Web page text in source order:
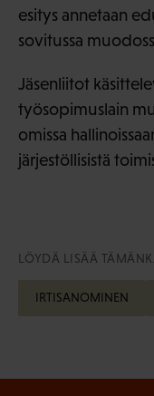
esitys annetaan
sovitussa
Jäsenliitot
työsopimuslain
omissa
järjestöllisistä
LÖYDÄ LISÄÄ
IRTISANOMINEN